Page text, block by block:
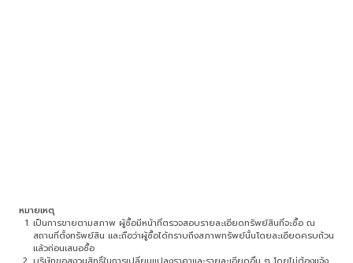
หมายเหตุ
เป็นการขายตามสภาพ ผู้ซื้อมีหน้าที่ตรวจสอบรายละเอียดทรัพย์สินที่จะซื้อ ณ
สถานที่ตั้งทรัพย์สิน และถือว่าผู้ซื้อได้ทราบถึงสภาพทรัพย์นั้นโดยละเอียดครบถ้วน
แล้วก่อนเสนอซื้อ